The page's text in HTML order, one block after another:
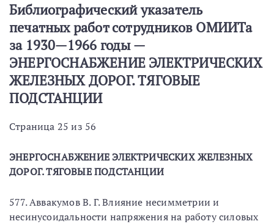
Библиографический указатель
печатных работ сотрудников ОМИИТа
за 1930—1966 годы —
ЭНЕРГОСНАБЖЕНИЕ ЭЛЕКТРИЧЕСКИХ
ЖЕЛЕЗНЫХ ДОРОГ. ТЯГОВЫЕ
ПОДСТАНЦИИ
Страница 25 из 56
ЭНЕРГОСНАБЖЕНИЕ ЭЛЕКТРИЧЕСКИХ ЖЕЛЕЗНЫХ
ДОРОГ. ТЯГОВЫЕ ПОДСТАНЦИИ
577. Аввакумов В. Г. Влияние несимметрии и
несинусоидальности напряжения на работу силовых